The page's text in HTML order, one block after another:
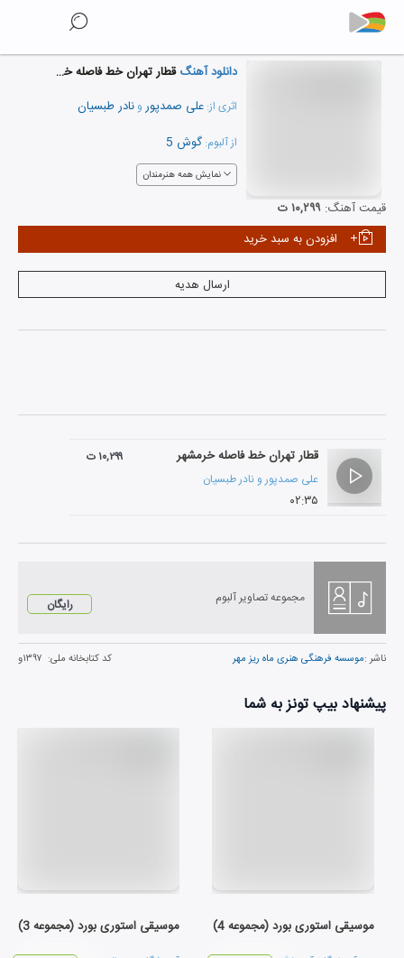
دانلود آهنگقطار تهران خط فاصله خرمشهر
اثری از: علی صمدپور و نادر طبسیان
از آلبوم: گوش 5
نمایش همه هنرمندان
قیمت آهنگ: ۱۰,۲۹۹ ت
افزودن به سبد خرید
ارسال هدیه
قطار تهران خط فاصله خرمشهر
علی صمدپور و نادر طبسیان
۰۲:۳۵
۱۰,۲۹۹ ت
مجموعه تصاویر آلبوم رایگان
ناشر :موسسه فرهنگی هنری ماه ریز مهر کد کتابخانه ملی: ۱۳۹۷و
پیشنهاد بیپ تونز به شما
موسیقی استوری بورد (مجموعه 4) موسیقی استوری بورد (مجموعه 3)